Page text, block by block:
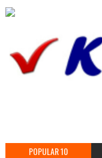
POPULAR 10